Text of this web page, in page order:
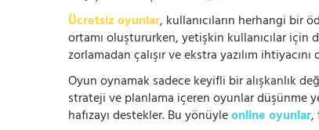
Ücretsiz oyunlar, kullanıcıların herhangi bir
ortamı oluştururken, yetişkin kullanıcılar için
zorlamadan çalışır ve ekstra yazılım
Oyun oynamak sadece keyifli bir alışkanlık
strateji ve planlama içeren oyunlar düşünme
hafızayı destekler. Bu yönüyleonline oyunlar,